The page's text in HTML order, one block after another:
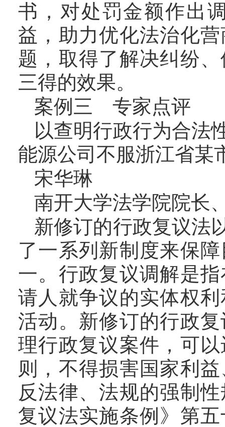
书，对处罚金额作出
益，助力优化法治化
题，取得了解决纠纷
三得的效果。
案例三 专家点评
以查明行政行为合
能源公司不服浙江省某
宋华琳
南开大学法学院院长
新修订的行政复议法
了一系列新制度来保
一。行政复议调解是
请人就争议的实体权
活动。新修订的行政
理行政复议案件，可
则，不得损害国家利
反法律、法规的强制
复议法实施条例》第